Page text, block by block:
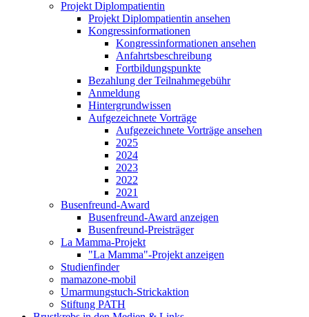
Projekt Diplompatientin
Projekt Diplompatientin ansehen
Kongressinformationen
Kongressinformationen ansehen
Anfahrtsbeschreibung
Fortbildungspunkte
Bezahlung der Teilnahmegebühr
Anmeldung
Hintergrundwissen
Aufgezeichnete Vorträge
Aufgezeichnete Vorträge ansehen
2025
2024
2023
2022
2021
Busenfreund-Award
Busenfreund-Award anzeigen
Busenfreund-Preisträger
La Mamma-Projekt
"La Mamma"-Projekt anzeigen
Studienfinder
mamazone-mobil
Umarmungstuch-Strickaktion
Stiftung PATH